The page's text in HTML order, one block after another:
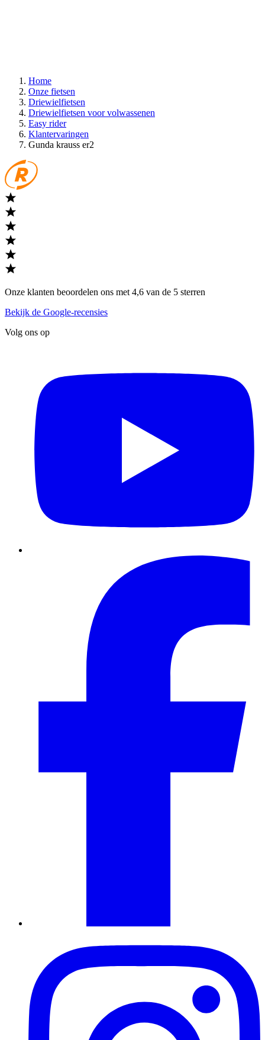
Home
Onze fietsen
Driewielfietsen
Driewielfietsen voor volwassenen
Easy rider
Klantervaringen
Gunda krauss er2
Onze klanten beoordelen ons met 4,6 van de 5 sterren
Bekijk de Google-recensies
Volg ons op